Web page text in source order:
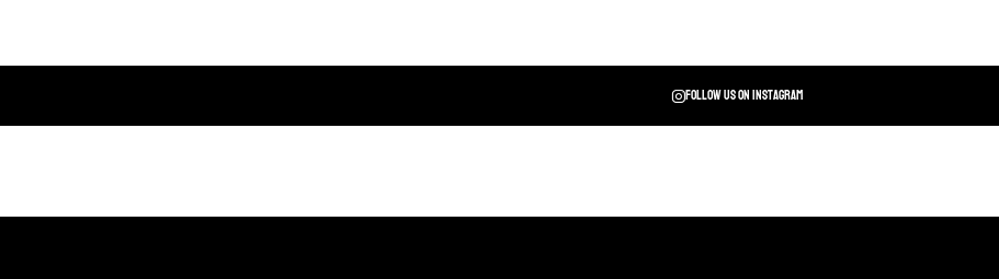
Follow us on instagram